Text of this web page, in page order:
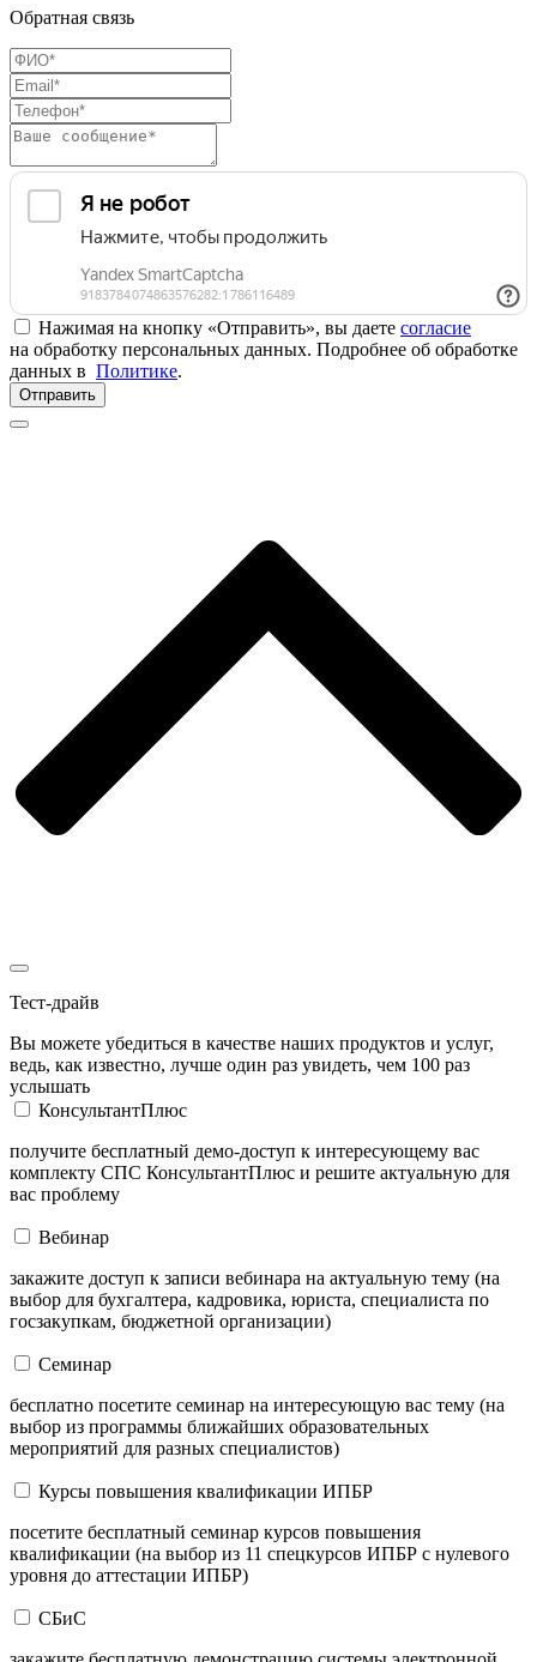
Обратная связь
Нажимая на кнопку «Отправить», вы даете согласие
на обработку персональных данных. Подробнее об обработке
данных в Политике.
Отправить
Тест-драйв
Вы можете убедиться в качестве наших продуктов и услуг,
ведь, как известно, лучше один раз увидеть, чем 100 раз
услышать
КонсультантПлюс
получите бесплатный демо-доступ к интересующему вас
комплекту СПС КонсультантПлюс и решите актуальную для
вас проблему
Вебинар
закажите доступ к записи вебинара на актуальную тему (на
выбор для бухгалтера, кадровика, юриста, специалиста по
госзакупкам, бюджетной организации)
Семинар
бесплатно посетите семинар на интересующую вас тему (на
выбор из программы ближайших образовательных
мероприятий для разных специалистов)
Курсы повышения квалификации ИПБР
посетите бесплатный семинар курсов повышения
квалификации (на выбор из 11 спецкурсов ИПБР с нулевого
уровня до аттестации ИПБР)
СБиС